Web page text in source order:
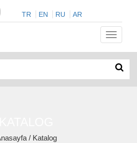
TR EN RU AR
/ Katalog